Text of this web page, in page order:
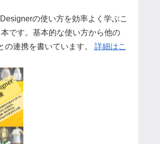
の使い方を効率よく学ぶこ
です。基本的な使い方から他の
の連携を書いています。 詳細はこ